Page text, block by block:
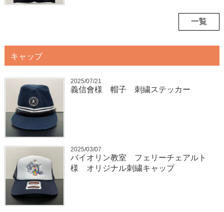
一覧
キャップ
2025/07/21
義信會様 帽子 刺繍ステッカー
2025/03/07
バイオリン教室 フェリーチェアルト
様 オリジナル刺繍キャップ